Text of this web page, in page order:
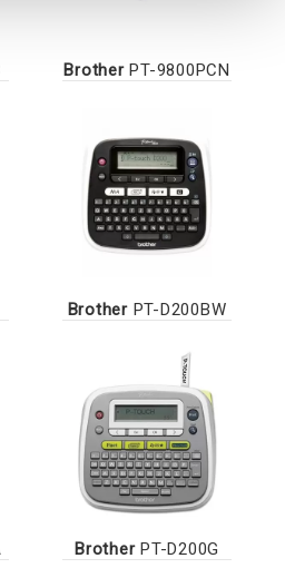
BrotherPT-9800PCN
BrotherPT-D200BW
BrotherPT-D200G